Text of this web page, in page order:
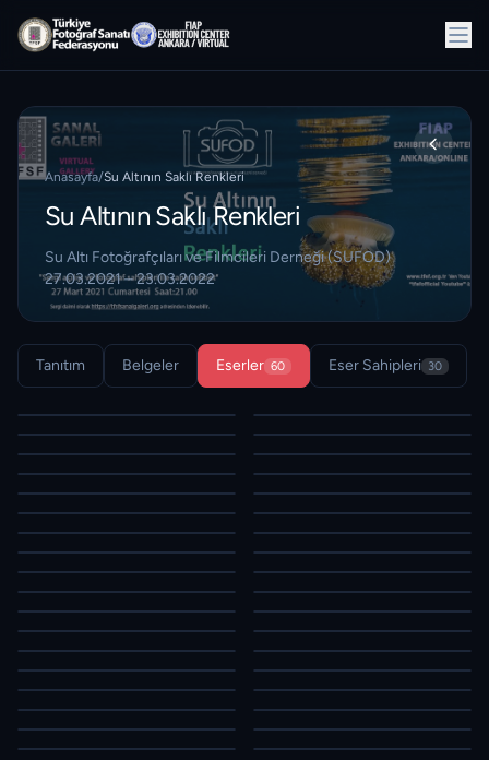
Anasayfa/Su Altının Saklı Renkleri
Su Altının Saklı Renkleri
Su Altı Fotoğrafçıları ve Filmcileri Derneği (SUFOD)
27.03.2021 – 23.03.2022
Tanıtım Belgeler Eserler 60 Eser Sahipleri 30